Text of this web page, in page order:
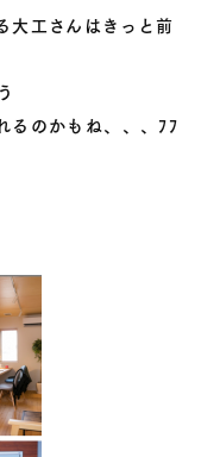
大工さんはきっと前
るのかもね、、、ﾌﾌ